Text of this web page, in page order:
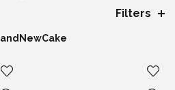
Filters